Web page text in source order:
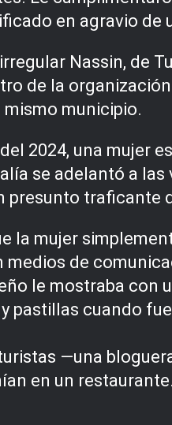
en agravio de
Nassin, de
de la
mismo municipio.
2024, una mujer
se adelantó a
presunto traficante
la mujer
medios de
le mostraba con
pastillas cuando
—una
en un